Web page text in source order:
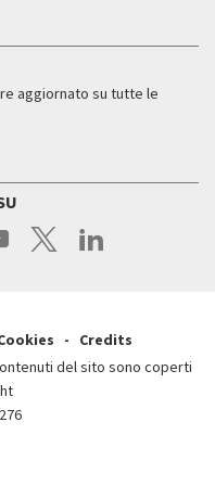
aggiornato su tutte le
Credits
del sito sono coperti